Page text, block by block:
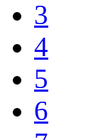
3
4
5
6